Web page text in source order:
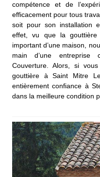
compétence et de
efficacement pour tous
soit pour son installation
effet, vu que la
important d’une maison,
main d’une entreprise
Couverture. Alors, si
gouttière à Saint Mitre
entièrement confiance à
dans la meilleure condition